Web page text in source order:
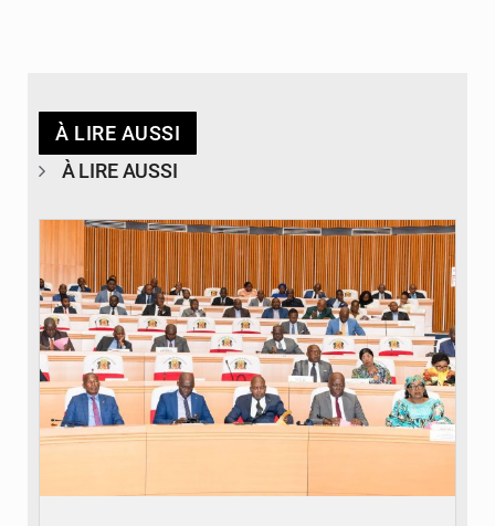
À LIRE AUSSI
À LIRE AUSSI